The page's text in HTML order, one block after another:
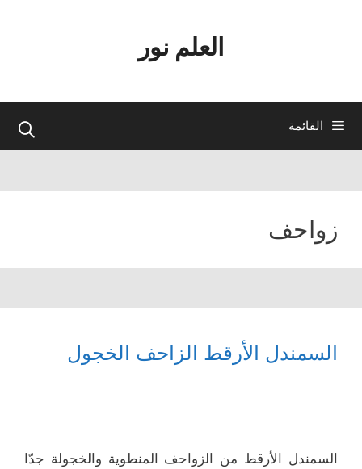
العلم نور
القائمة
زواحف
السمندل الأرقط الزاحف الخجول
السمندل الأرقط من الزواحف المنطوية والخجولة جدّا